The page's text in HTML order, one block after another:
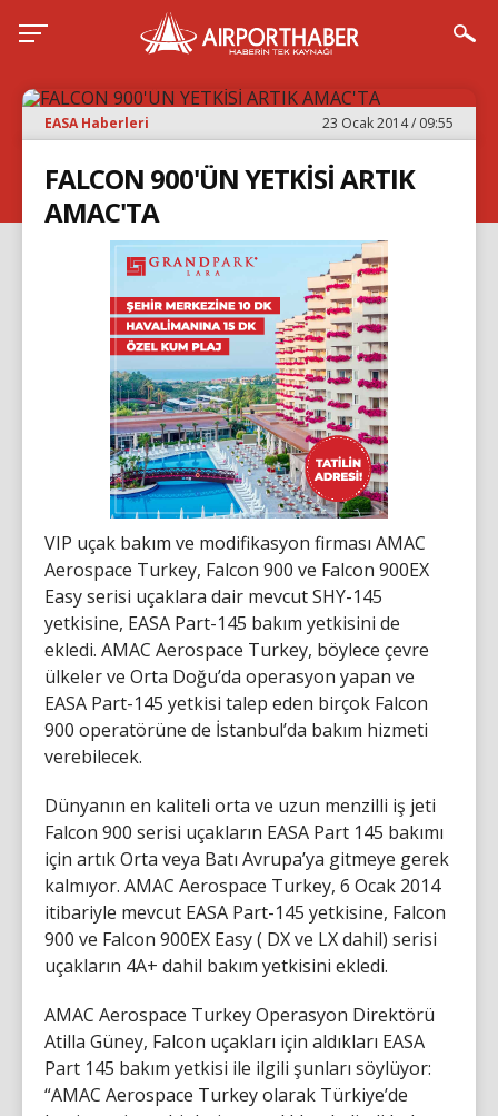
EASA Haberleri 23 Ocak 2014 / 09:55
FALCON 900'ÜN YETKİSİ ARTIK
AMAC'TA
VIP uçak bakım ve modifikasyon firması AMAC
Aerospace Turkey, Falcon 900 ve Falcon 900EX
Easy serisi uçaklara dair mevcut SHY-145
yetkisine, EASA Part-145 bakım yetkisini de
ekledi. AMAC Aerospace Turkey, böylece çevre
ülkeler ve Orta Doğu’da operasyon yapan ve
EASA Part-145 yetkisi talep eden birçok Falcon
900 operatörüne de İstanbul’da bakım hizmeti
verebilecek.
Dünyanın en kaliteli orta ve uzun menzilli iş jeti
Falcon 900 serisi uçakların EASA Part 145 bakımı
için artık Orta veya Batı Avrupa’ya gitmeye gerek
kalmıyor. AMAC Aerospace Turkey, 6 Ocak 2014
itibariyle mevcut EASA Part-145 yetkisine, Falcon
900 ve Falcon 900EX Easy ( DX ve LX dahil) serisi
uçakların 4A+ dahil bakım yetkisini ekledi.
AMAC Aerospace Turkey Operasyon Direktörü
Atilla Güney, Falcon uçakları için aldıkları EASA
Part 145 bakım yetkisi ile ilgili şunları söylüyor:
“AMAC Aerospace Turkey olarak Türkiye’de